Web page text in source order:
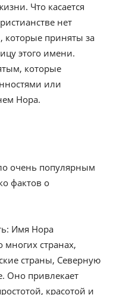
Что касается
нет
которые приняты за
этого имени.
которые
или
Нора.
очень популярным
фактов о
Имя Нора
многих странах,
страны, Северную
Оно привлекает
красотой и